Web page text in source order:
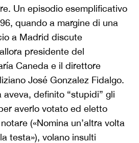
Un episodio esemplificativo
quando a margine di una
a Madrid discute
presidente del
Caneda e il direttore
José Gonzalez Fidalgo.
definito “stupidi” gli
averlo votato ed eletto
(«Nomina un’altra volta
testa»), volano insulti